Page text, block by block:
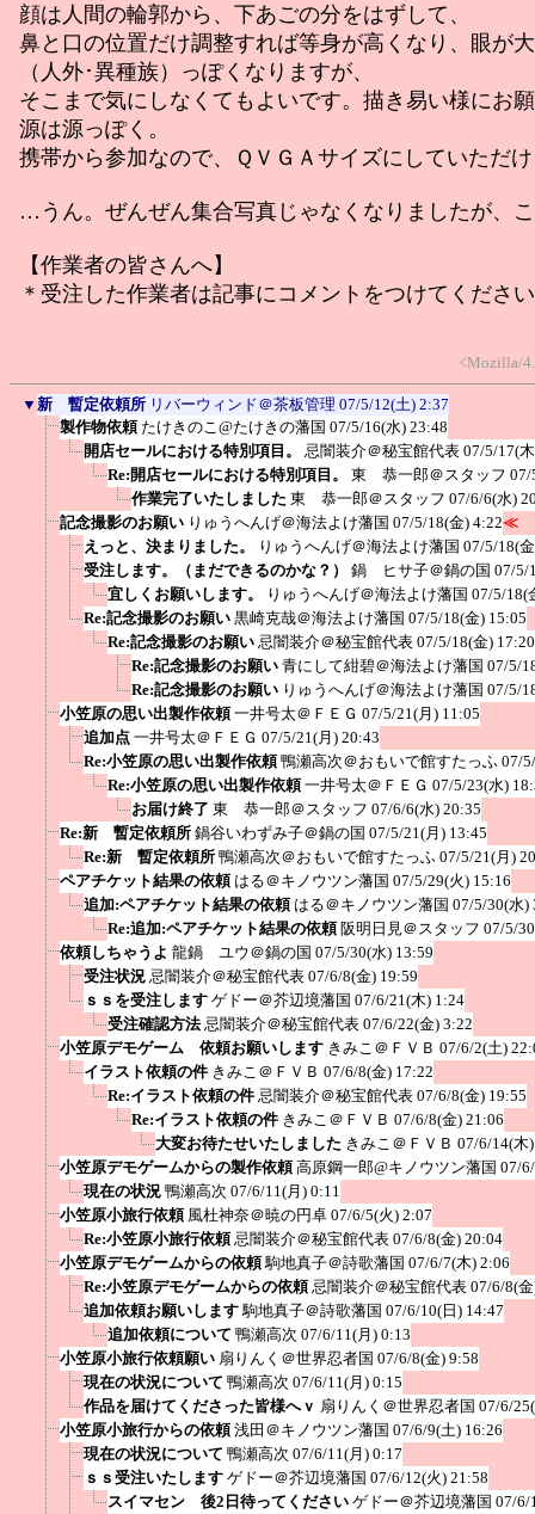
顔は人間の輪郭から、下あごの分をはずして、
鼻と口の位置だけ調整すれば等身が高くなり、眼が
（人外･異種族）っぽくなりますが、
そこまで気にしなくてもよいです。描き易い様にお
源は源っぽく。
携帯から参加なので、ＱＶＧＡサイズにしていただ
…うん。ぜんぜん集合写真じゃなくなりましたが、
【作業者の皆さんへ】
＊受注した作業者は記事にコメントをつけてくださ
<Mozilla/
▼ 新 暫定依頼所 リバーウィンド＠茶板管理 07/5/12(土) 2:37
製作物依頼 たけきのこ@たけきの藩国 07/5/16(水) 23:48
開店セールにおける特別項目。
忌闇装介＠秘宝館代表 07/5/17(
Re:開店セールにおける特別項目。
東 恭一郎＠スタッフ 07/
作業完了いたしました 東 恭一郎＠スタッフ 07/6/6(水)
記念撮影のお願い りゅうへんげ＠海法よけ藩国 07/5/18(金) 4:22≪
えっと、決まりました。
りゅうへんげ＠海法よけ藩国 07/5/18(
受注します。（まだできるのかな？）
鍋 ヒサ子＠鍋の国 07/5/
宜しくお願いします。
りゅうへんげ＠海法よけ藩国 07/5/18(
Re:記念撮影のお願い 黒崎克哉＠海法よけ藩国 07/5/18(金) 15:05
Re:記念撮影のお願い 忌闇装介＠秘宝館代表 07/5/18(金) 17:20
Re:記念撮影のお願い 青にして紺碧＠海法よけ藩国 07/5/
Re:記念撮影のお願い りゅうへんげ＠海法よけ藩国 07/5/
小笠原の思い出製作依頼 一井号太＠ＦＥＧ 07/5/21(月) 11:05
追加点 一井号太＠ＦＥＧ 07/5/21(月) 20:43
Re:小笠原の思い出製作依頼 鴨瀬高次＠おもいで館すたっふ 07/
Re:小笠原の思い出製作依頼 一井号太＠ＦＥＧ 07/5/23(水)
お届け終了 東 恭一郎＠スタッフ 07/6/6(水) 20:35
Re:新 暫定依頼所 鍋谷いわずみ子＠鍋の国 07/5/21(月) 13:45
Re:新 暫定依頼所 鴨瀬高次＠おもいで館すたっふ 07/5/21(月)
ペアチケット結果の依頼 はる＠キノウツン藩国 07/5/29(火) 15:16
追加:ペアチケット結果の依頼 はる＠キノウツン藩国 07/5/30(水)
Re:追加:ペアチケット結果の依頼 阪明日見＠スタッフ 07/5/
依頼しちゃうよ 龍鍋 ユウ＠鍋の国 07/5/30(水) 13:59
受注状況 忌闇装介＠秘宝館代表 07/6/8(金) 19:59
ｓｓを受注します ゲドー＠芥辺境藩国 07/6/21(木) 1:24
受注確認方法 忌闇装介＠秘宝館代表 07/6/22(金) 3:22
小笠原デモゲーム 依頼お願いします きみこ＠ＦＶＢ 07/6/2(土)
イラスト依頼の件 きみこ＠ＦＶＢ 07/6/8(金) 17:22
Re:イラスト依頼の件 忌闇装介＠秘宝館代表 07/6/8(金) 19:55
Re:イラスト依頼の件 きみこ＠ＦＶＢ 07/6/8(金) 21:06
大変お待たせいたしました きみこ＠ＦＶＢ 07/6/14(木
小笠原デモゲームからの製作依頼 高原鋼一郎@キノウツン藩国 07/
現在の状況 鴨瀬高次 07/6/11(月) 0:11
小笠原小旅行依頼 風杜神奈＠暁の円卓 07/6/5(火) 2:07
Re:小笠原小旅行依頼 忌闇装介＠秘宝館代表 07/6/8(金) 20:04
小笠原デモゲームからの依頼 駒地真子＠詩歌藩国 07/6/7(木) 2:06
Re:小笠原デモゲームからの依頼 忌闇装介＠秘宝館代表 07/6/8(
追加依頼お願いします 駒地真子＠詩歌藩国 07/6/10(日) 14:47
追加依頼について 鴨瀬高次 07/6/11(月) 0:13
小笠原小旅行依頼願い 扇りんく＠世界忍者国 07/6/8(金) 9:58
現在の状況について 鴨瀬高次 07/6/11(月) 0:15
作品を届けてくださった皆様へｖ 扇りんく＠世界忍者国 07/6/
小笠原小旅行からの依頼 浅田＠キノウツン藩国 07/6/9(土) 16:26
現在の状況について 鴨瀬高次 07/6/11(月) 0:17
ｓｓ受注いたします ゲドー＠芥辺境藩国 07/6/12(火) 21:58
スイマセン 後2日待ってください ゲドー＠芥辺境藩国 07/6/